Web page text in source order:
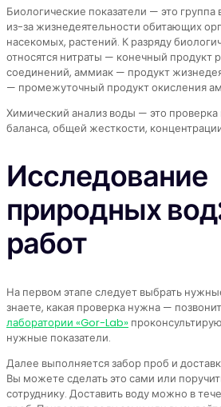
Биологические показатели — это
из-за жизнедеятельности обитающих
насекомых, растений. К разряду
относятся нитраты — конечный продукт
соединений, аммиак — продукт
— промежуточный продукт окисления
Химический анализ воды — это
баланса, общей жесткости,
Исследование
природных
работ
На первом этапе следует выбрать
знаете, какая проверка нужна —
лаборатории «Gor-Lab»
нужные показатели.
Далее выполняется забор проб и
Вы можете сделать это сами или
сотруднику. Доставить воду можно в